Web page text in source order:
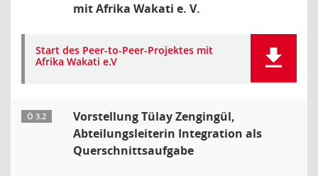
mit Afrika Wakati e. V.
Start des Peer-to-Peer-Projektes mit
Afrika Wakati e.V
Ö 3.2
Vorstellung Tülay Zengingül,
Abteilungsleiterin Integration als
Querschnittsaufgabe